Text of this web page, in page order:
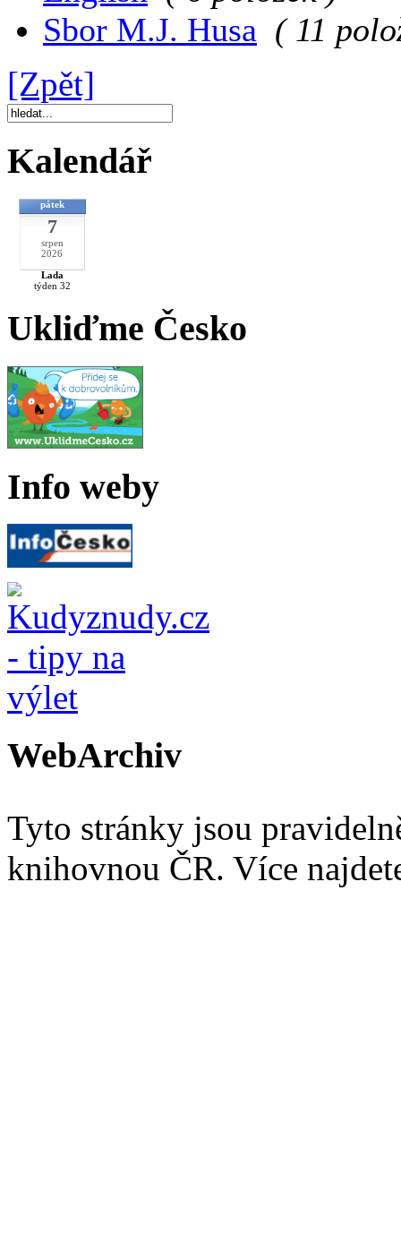
Sbor M.J. Husa ( 11
[Zpět]
Kalendář
pátek
7
srpen
2026
Lada
týden 32
Ukliďme Česko
Info weby
WebArchiv
Tyto stránky jsou
knihovnou ČR. Více